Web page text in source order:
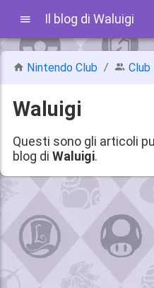
Il blog di Waluigi
Nintendo Club Club
Waluigi
Questi sono gli articoli
blog di Waluigi.